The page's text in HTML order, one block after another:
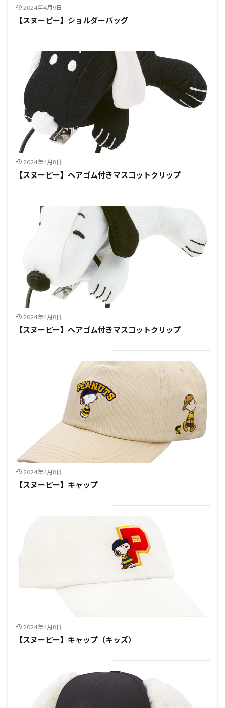
2024年4月9日
【スヌーピー】ショルダーバッグ
2024年4月8日
【スヌーピー】ヘアゴム付きマスコットクリップ
2024年4月8日
【スヌーピー】ヘアゴム付きマスコットクリップ
2024年4月8日
【スヌーピー】キャップ
2024年4月8日
【スヌーピー】キャップ（キッズ）